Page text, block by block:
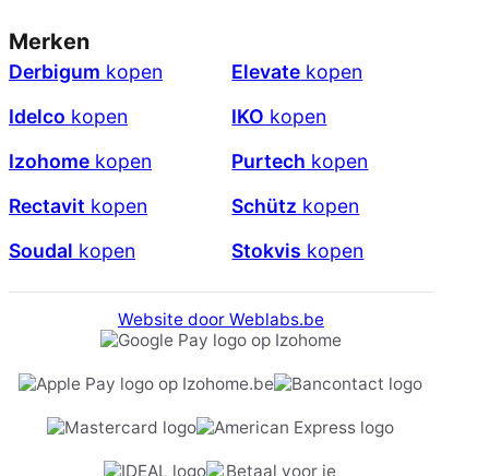
Merken
Derbigumkopen Elevatekopen
Idelcokopen IKOkopen
Izohomekopen Purtechkopen
Rectavitkopen Schützkopen
Soudalkopen Stokviskopen
Website door Weblabs.be